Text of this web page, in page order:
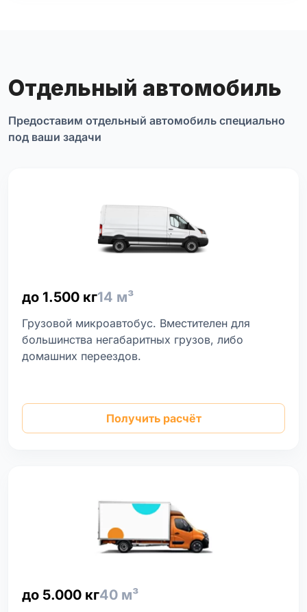
Отдельный автомобиль
Предоставим отдельный автомобиль специально
под ваши задачи
до 1.500 кг14 м³
Грузовой микроавтобус. Вместителен для
большинства негабаритных грузов, либо
домашних переездов.
Получить расчёт
до 5.000 кг40 м³